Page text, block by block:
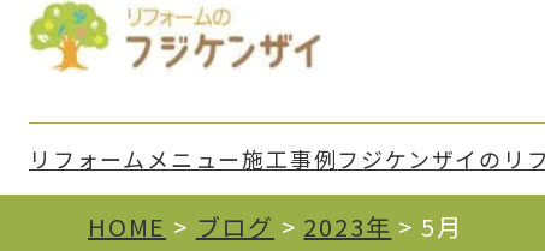
リフォームメニュー施⼯事例フジケンザイのリ
HOME > ブログ > 2023年 > 5月